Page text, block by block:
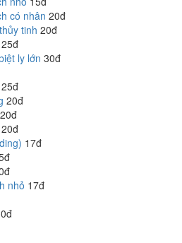
có nhân 20đ
tinh 20đ
25đ
ly lớn 30đ
25đ
20đ
20đ
20đ
17đ
nhỏ 17đ